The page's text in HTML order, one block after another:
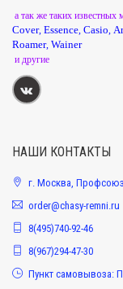
а так же таких известных
Cover, Essence, Casio,
Roamer, Wainer
и другие
НАШИ КОНТАКТЫ
г. Москва,
order@chasy-remni.ru
8(495)740-92-46
8(967)294-47-30
Пункт самовывоза: